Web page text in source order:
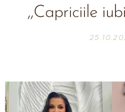
,,Capriciile